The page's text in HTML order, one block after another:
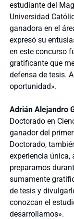
estudiante del
Universidad
ganadora en el
expresó su
en este concurso
gratificante que
defensa de tesis.
oportunidad».
Adrián Alejandro
Doctorado en
ganador del
Doctorado,
experiencia única,
preparamos
sumamente
de tesis y
conozcan el
desarrollamos».